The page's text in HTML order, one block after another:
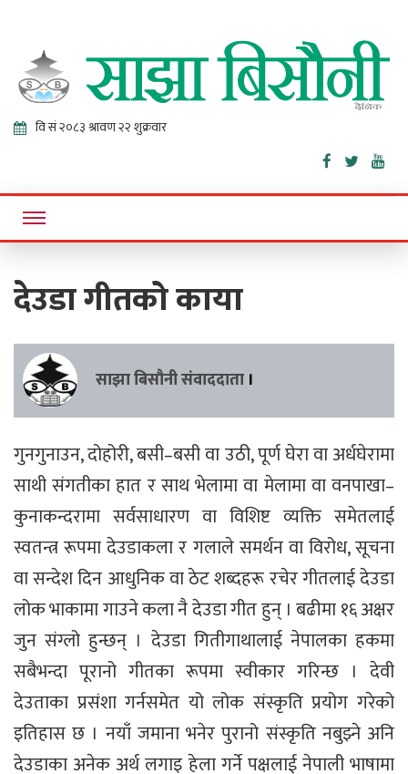
Sajha
Bisaunee
Online News Portal
देउडा गीतको काया
साझा बिसौनी संवाददाता ।
गुनगुनाउन, दोहोरी, बसी–बसी वा उठी, पूर्ण घेरा वा अर्धघेरामा
साथी संगतीका हात र साथ भेलामा वा मेलामा वा वनपाखा–
कुनाकन्दरामा सर्वसाधारण वा विशिष्ट व्यक्ति समेतलाई
स्वतन्त्र रूपमा देउडाकला र गलाले समर्थन वा विरोध, सूचना
वा सन्देश दिन आधुनिक वा ठेट शब्दहरू रचेर गीतलाई देउडा
लोक भाकामा गाउने कला नै देउडा गीत हुन् । बढीमा १६ अक्षर
जुन संग्लो हुन्छन् । देउडा गितीगाथालाई नेपालका हकमा
सबैभन्दा पूरानो गीतका रूपमा स्वीकार गरिन्छ । देवी
देउताका प्रसंशा गर्नसमेत यो लोक संस्कृति प्रयोग गरेको
इतिहास छ । नयाँ जमाना भनेर पुरानो संस्कृति नबुझ्ने अनि
देउडाका अनेक अर्थ लगाइ हेला गर्ने पक्षलाई नेपाली भाषामा